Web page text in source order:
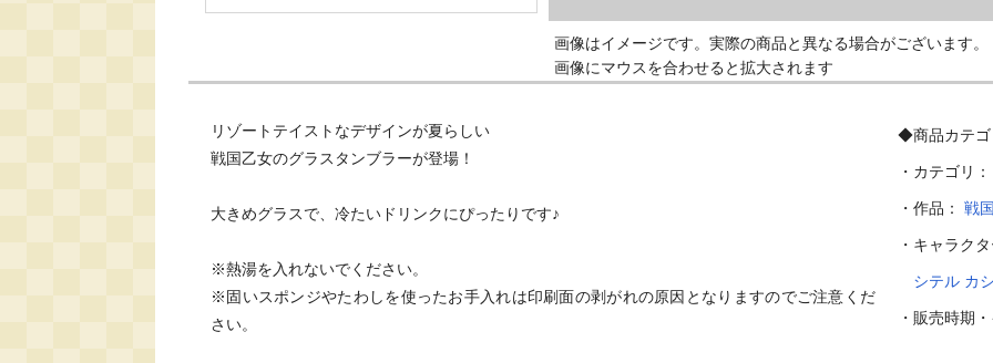
画像はイメージです。実際の商品と異なる場合がございます。
画像にマウスを合わせると拡大されます
リゾートテイストなデザインが夏らしい
戦国乙女のグラスタンブラーが登場！
大きめグラスで、冷たいドリンクにぴったりです♪
※熱湯を入れないでください。
※固いスポンジやたわしを使ったお手入れは印刷面の剥がれの原因となりますのでご注意くだ
さい。
◆商品カテゴ
・カテゴリ
・作品： 戦
・キャラク
シテル カ
・販売時期